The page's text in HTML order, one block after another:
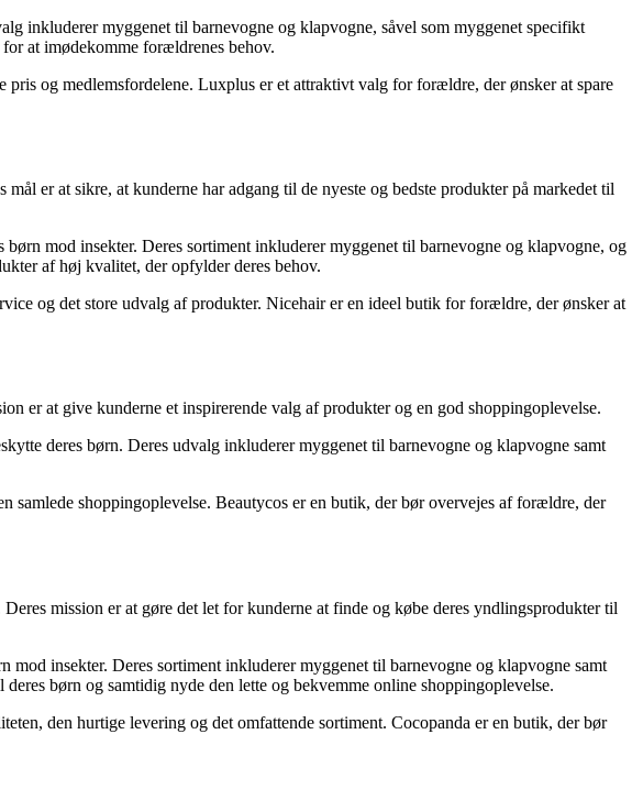
inkluderer myggenet til barnevogne og klapvogne, såvel som myggenet specifikt
at imødekomme forældrenes behov.
og medlemsfordelene. Luxplus er et attraktivt valg for forældre, der ønsker at spare
er at sikre, at kunderne har adgang til de nyeste og bedste produkter på markedet til
mod insekter. Deres sortiment inkluderer myggenet til barnevogne og klapvogne, og
af høj kvalitet, der opfylder deres behov.
og det store udvalg af produkter. Nicehair er en ideel butik for forældre, der ønsker at
er at give kunderne et inspirerende valg af produkter og en god shoppingoplevelse.
deres børn. Deres udvalg inkluderer myggenet til barnevogne og klapvogne samt
samlede shoppingoplevelse. Beautycos er en butik, der bør overvejes af forældre, der
mission er at gøre det let for kunderne at finde og købe deres yndlingsprodukter til
insekter. Deres sortiment inkluderer myggenet til barnevogne og klapvogne samt
børn og samtidig nyde den lette og bekvemme online shoppingoplevelse.
den hurtige levering og det omfattende sortiment. Cocopanda er en butik, der bør